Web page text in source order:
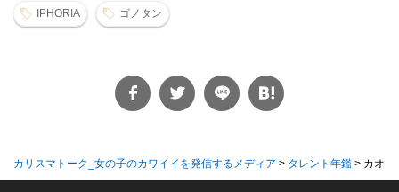
IPHORIA ゴノタン
カリスマトーク_女の子のカワイイを発信するメディア > タレント年鑑 > カオ